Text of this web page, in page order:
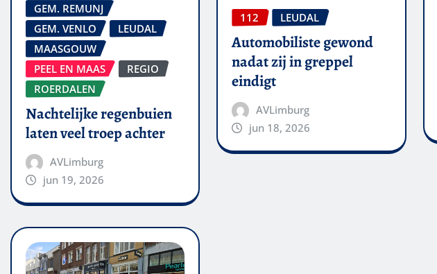
GEM. REMUNJ
GEM. VENLO
LEUDAL
MAASGOUW
PEEL EN MAAS
REGIO
ROERDALEN
Nachtelijke regenbuien
laten veel troep achter
AVLimburg
jun 19, 2026
112 LEUDAL
Automobiliste gewond
nadat zij in greppel
eindigt
AVLimburg
jun 18, 2026